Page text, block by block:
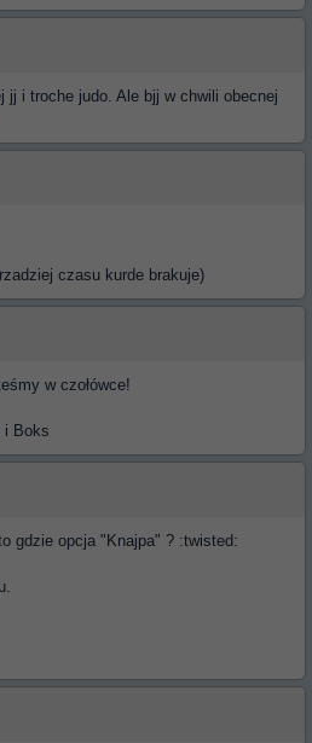
jj i troche judo. Ale bjj w chwili obecnej
czasu kurde brakuje)
w czołówce!
i Boks
gdzie opcja "Knajpa" ? :twisted: